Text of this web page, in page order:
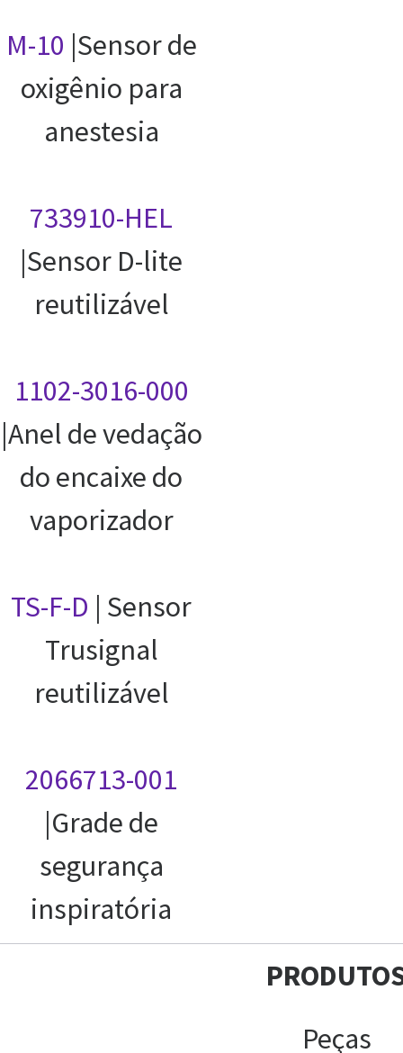
M-10 |Sensor de
oxigênio para
anestesia
733910-HEL
|Sensor D-lite
reutilizável
1102-3016-000
|Anel de vedação
do encaixe do
vaporizador
TS-F-D | Sensor
Trusignal
reutilizável
2066713-001
|Grade de
segurança
inspiratória
Peças